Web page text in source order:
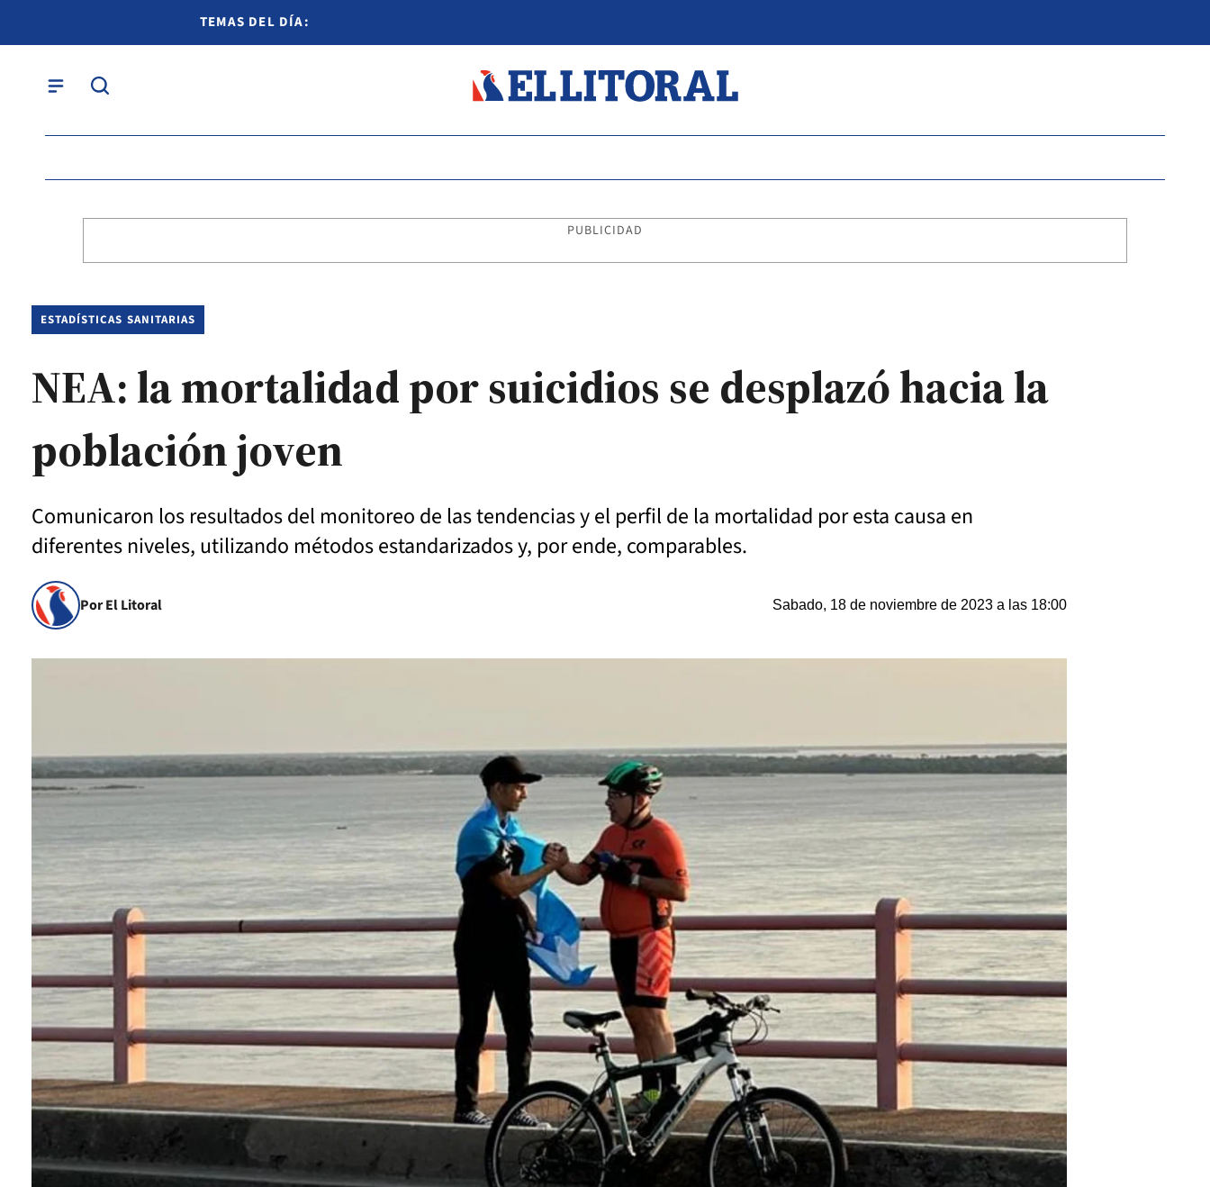
TEMAS DEL DÍA:
PUBLICIDAD
ESTADÍSTICAS SANITARIAS
NEA: la mortalidad por suicidios se desplazó hacia la
población joven
Comunicaron los resultados del monitoreo de las tendencias y el perfil de la mortalidad por esta causa en
diferentes niveles, utilizando métodos estandarizados y, por ende, comparables.
Por El Litoral Sabado, 18 de noviembre de 2023 a las 18:00